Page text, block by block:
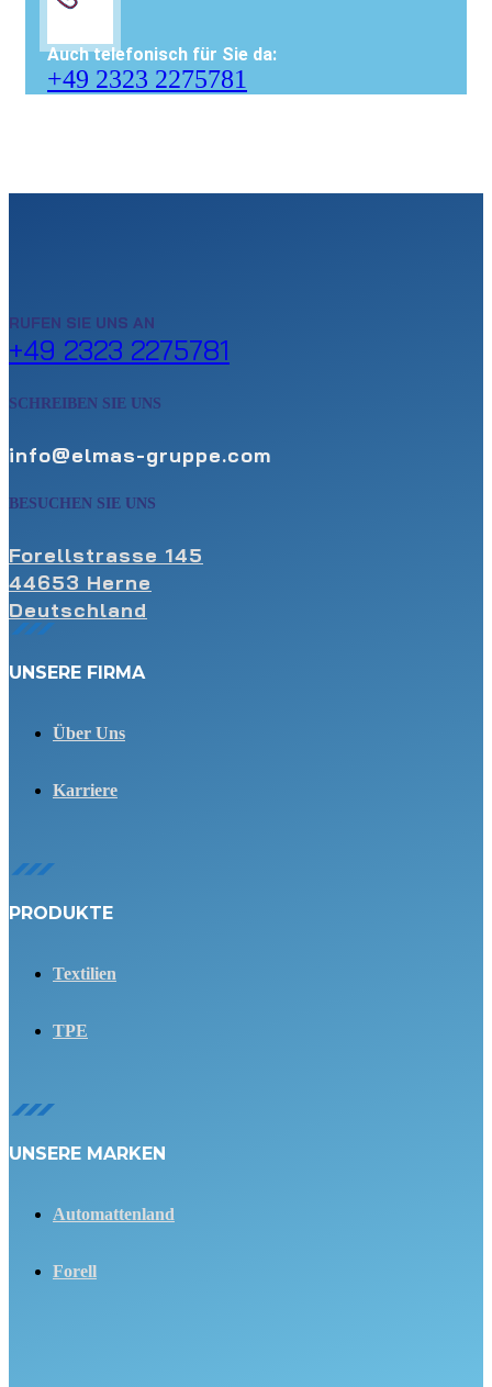
Auch telefonisch für Sie da:
+49 2323 2275781
RUFEN SIE UNS AN
+49 2323 2275781
SCHREIBEN SIE UNS
info@elmas-gruppe.com
BESUCHEN SIE UNS
Forellstrasse 145
44653 Herne
Deutschland
UNSERE FIRMA
Über Uns
Karriere
PRODUKTE
Textilien
TPE
UNSERE MARKEN
Automattenland
Forell